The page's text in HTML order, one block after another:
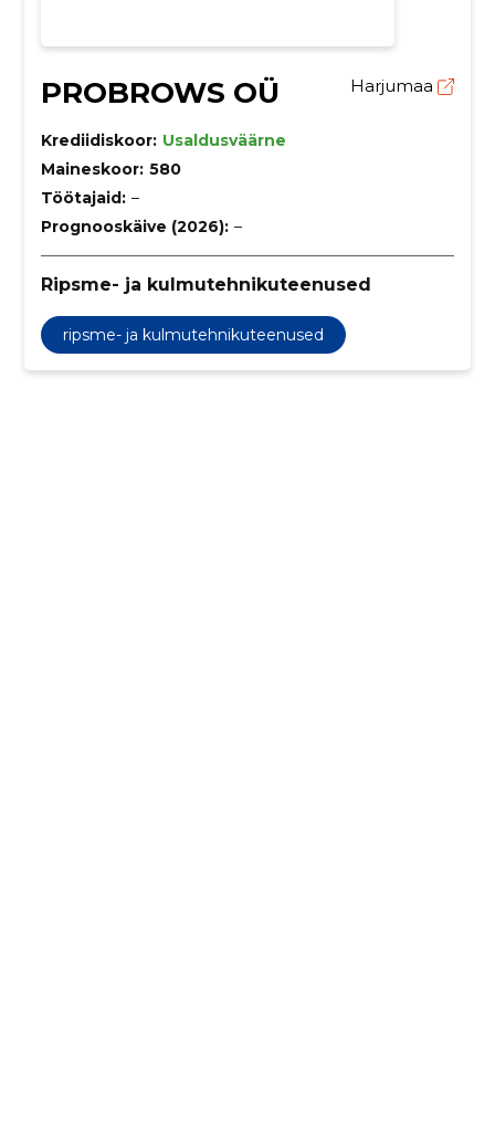
PROBROWS OÜ Harjumaa
Krediidiskoor: Usaldusväärne
Maineskoor: 580
Töötajaid: –
Prognooskäive (2026): –
Ripsme- ja kulmutehnikuteenused
ripsme- ja kulmutehnikuteenused